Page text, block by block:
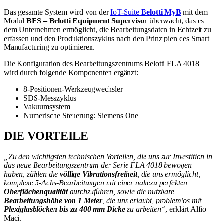
Das gesamte System wird von derIoT-Suite Belotti MyB mit dem
Modul BES – Belotti Equipment Supervisor überwacht, das es
dem Unternehmen ermöglicht, die Bearbeitungsdaten in Echtzeit zu
erfassen und den Produktionszyklus nach den Prinzipien des Smart
Manufacturing zu optimieren.
Die Konfiguration des Bearbeitungszentrums Belotti FLA 4018
wird durch folgende Komponenten ergänzt:
8-Positionen-Werkzeugwechsler
SDS-Messzyklus
Vakuumsystem
Numerische Steuerung: Siemens One
DIE VORTEILE
„Zu den wichtigsten technischen Vorteilen, die uns zur Investition in
das neue Bearbeitungszentrum der Serie FLA 4018 bewogen
haben, zählen die völlige Vibrationsfreiheit, die uns ermöglicht,
komplexe 5-Achs-Bearbeitungen mit einer nahezu perfekten
Oberflächenqualitätdurchzuführen, sowie die nutzbare
Bearbeitungshöhe von 1 Meter, die uns erlaubt, problemlos mit
Plexiglasblöcken bis zu 400 mm Dicke zu arbeiten“, erklärt Alfio
Maci.